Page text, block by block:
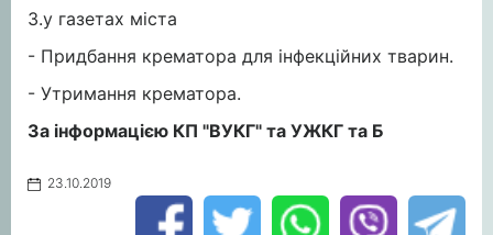
3.у газетах міста
- Придбання крематора для інфекційних тварин.
- Утримання крематора.
За інформацією КП "ВУКГ" та УЖКГ та Б
23.10.2019